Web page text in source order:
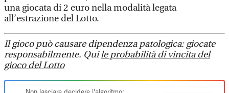
una giocata di 2 euro nella modalità legata
all’estrazione del Lotto.
Il gioco può causare dipendenza patologica: giocate
responsabilmente. Quile probabilità di vincita del
gioco del Lotto